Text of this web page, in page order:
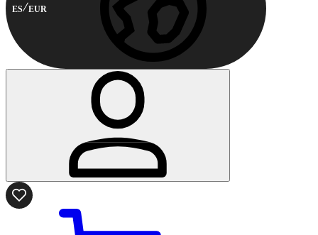
ES EUR